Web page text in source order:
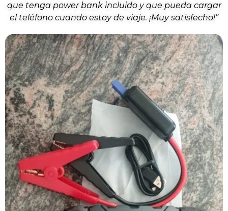
que tenga power bank incluido y que pueda cargar
el teléfono cuando estoy de viaje. ¡Muy satisfecho!”